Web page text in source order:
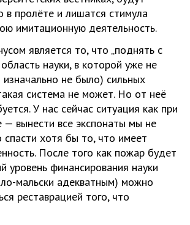
в пролёте и лишатся стимула
имитационную деятельность.
является то, что „поднять с
науки, в которой уже не
изначально не было) сильных
система не может. Но от неё
У нас сейчас ситуация как при
— вынести все экспонаты мы не
спасти хотя бы то, что имеет
После того как пожар будет
уровень финансирования науки
мальски адекватным) можно
реставрацией того, что